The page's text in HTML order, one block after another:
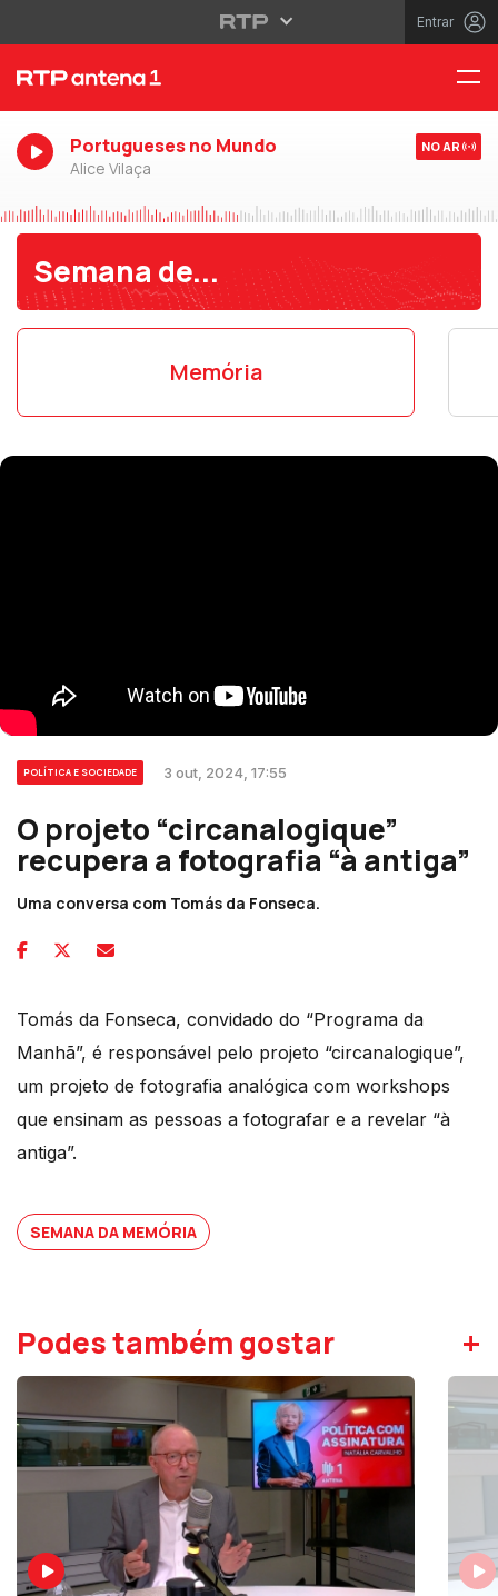
Entrar
Portugueses no Mundo
Alice Vilaça
NO AR
Semana de...
Memória
POLÍTICA E SOCIEDADE 3 out, 2024, 17:55
O projeto “circanalogique”
recupera a fotografia “à antiga”
Uma conversa com Tomás da Fonseca.
Tomás da Fonseca, convidado do “Programa da
Manhã”, é responsável pelo projeto “circanalogique”,
um projeto de fotografia analógica com workshops
que ensinam as pessoas a fotografar e a revelar “à
antiga”.
SEMANA DA MEMÓRIA
Podes também gostar +